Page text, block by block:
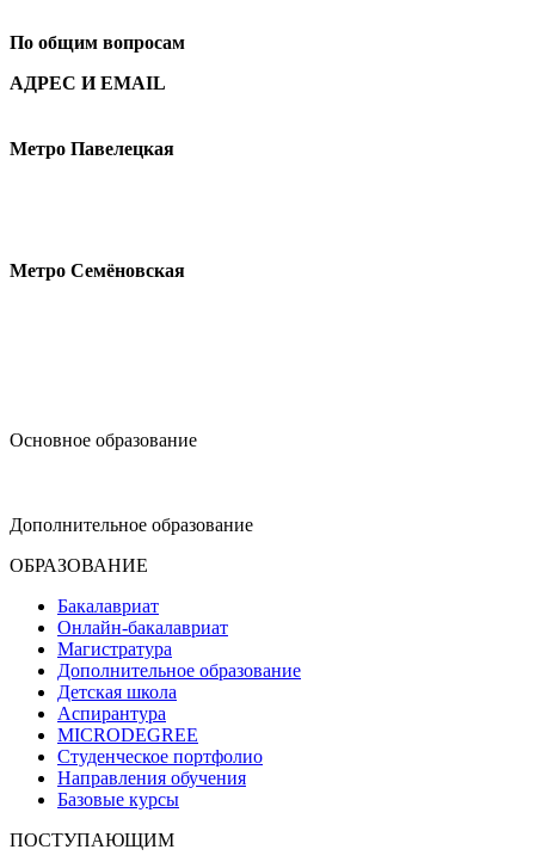
По общим вопросам
АДРЕС И EMAIL
Метро Павелецкая
Метро Семёновская
Основное образование
Дополнительное образование
ОБРАЗОВАНИЕ
Бакалавриат
Онлайн-бакалавриат
Магистратура
Дополнительное образование
Детская школа
Аспирантура
MICRODEGREE
Студенческое портфолио
Направления обучения
Базовые курсы
ПОСТУПАЮЩИМ